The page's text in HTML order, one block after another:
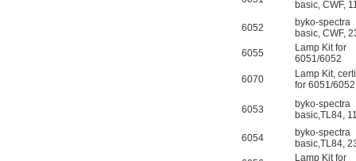
basic, CWF,
6052
byko-spectra
basic, CWF,
6055
Lamp Kit for
6051/6052
6070
Lamp Kit,
for 6051/
6053
byko-spectra
basic,TL84,
6054
byko-spectra
basic,TL84,
Lamp Kit for